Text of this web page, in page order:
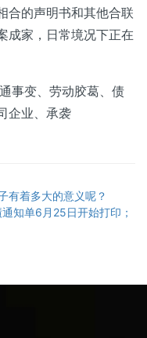
合的声明书和其他合联
成家，日常境况下正在
变、劳动胶葛、债
企业、承袭
有着多大的意义呢？
知单6月25日开始打印；